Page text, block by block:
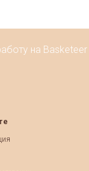
на